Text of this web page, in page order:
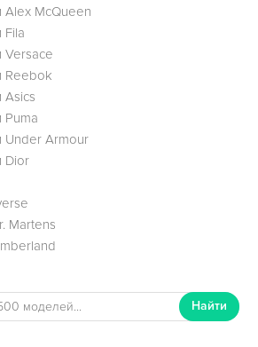
McQueen
Fila
Versace
Reebok
Asics
Under Armour
Dior
Martens
Найти